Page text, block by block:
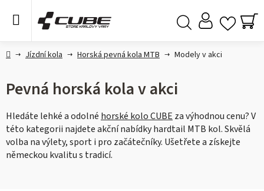
DomůJízdní kola Horská pevná kola MTB Modely v akci
Pevná horská kola v akci
Hledáte lehké a odolné horské kolo CUBE za výhodnou cenu? V
této kategorii najdete akční nabídky hardtail MTB kol. Skvělá
volba na výlety, sport i pro začátečníky. Ušetřete a získejte
německou kvalitu s tradicí.